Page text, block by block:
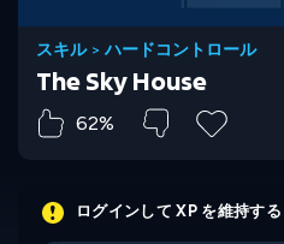
スキル>ハードコントロール
The Sky House
62%
ログインして XP を維持する